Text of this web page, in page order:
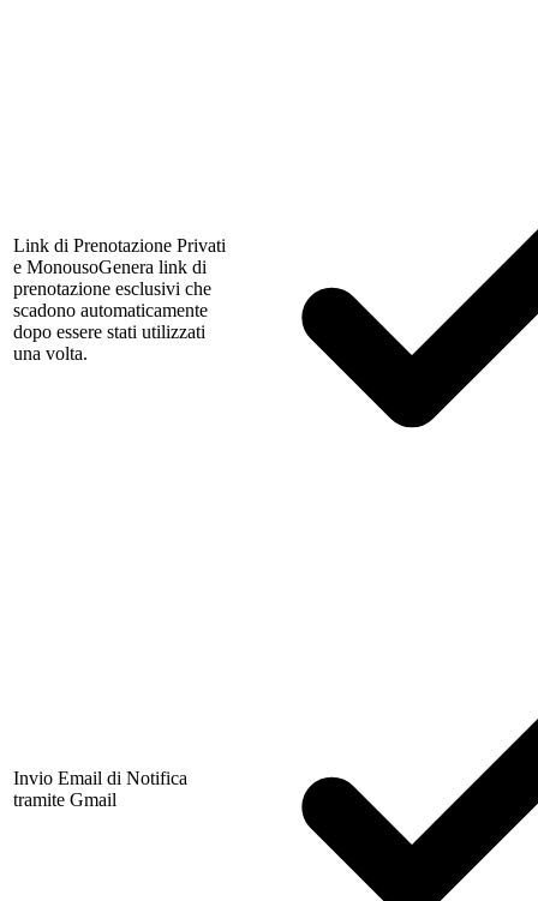
Link di Prenotazione Privati
e MonousoGenera link di
prenotazione esclusivi che
scadono automaticamente
dopo essere stati utilizzati
una volta.
Invio Email di Notifica
tramite Gmail